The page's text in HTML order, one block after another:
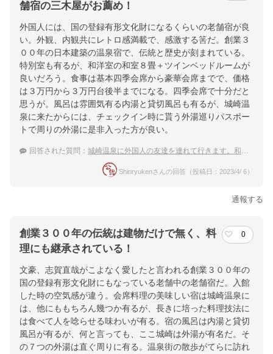
舗宿の三木屋がお薦め！
外国人には、国の登録有形文化財になるくらいの老舗宿が良
い。外観、内観共にレトロ感満載で、感激する筈だ。創業３
００年の日本建築の温泉宿で、伝統と歴史が刻まれている。
特別室も有るが、和洋室の和室８畳＋ツインベッドルームが
良いだろう。食事は基本四季会席から豪華会席までで、価格
は３万円から３万円台後半までになる。四季会席で十分だと
思うが。風呂は雰囲気有る内湯と貸切風呂も有るが、城崎温
泉に来たからには、チェックイン時に貰う外湯巡りパスポー
トで周りの外湯に是非入った方が良い。
回答された質問： 城崎温泉に外国人の友達を連れて行きます。和室を楽しめる宿があれば教えてください。
Shinryukenさんの回答（投稿日：2023/4/ 6）
通報する
創業３００年の伝統は建物だけで無く、料
理にも継承されている！
0
文豪、志賀直哉がこよなく愛したと言われる創業３００年の
国の登録有形文化財にもなっている老舗中の老舗宿だ。入館
した時の空気感が違う。会席料理の美味しい宿は城崎温泉に
は、他にももちろん幾つか有るが、長きに培った料理技法に
は食べて人を唸らせる味わいが有る。宿の風呂は内湯と貸切
風呂が有るが、何と言っても、ここ城崎は外湯が有名だ。そ
の７つの外湯は直ぐ周りに有る。温泉街の散歩がてらに訪れ